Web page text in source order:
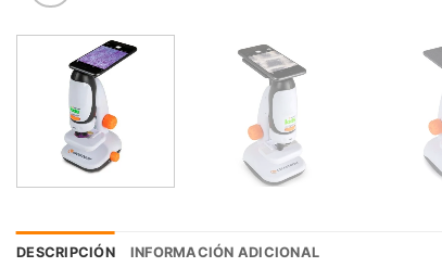
DESCRIPCIÓN INFORMACIÓN ADICIONAL